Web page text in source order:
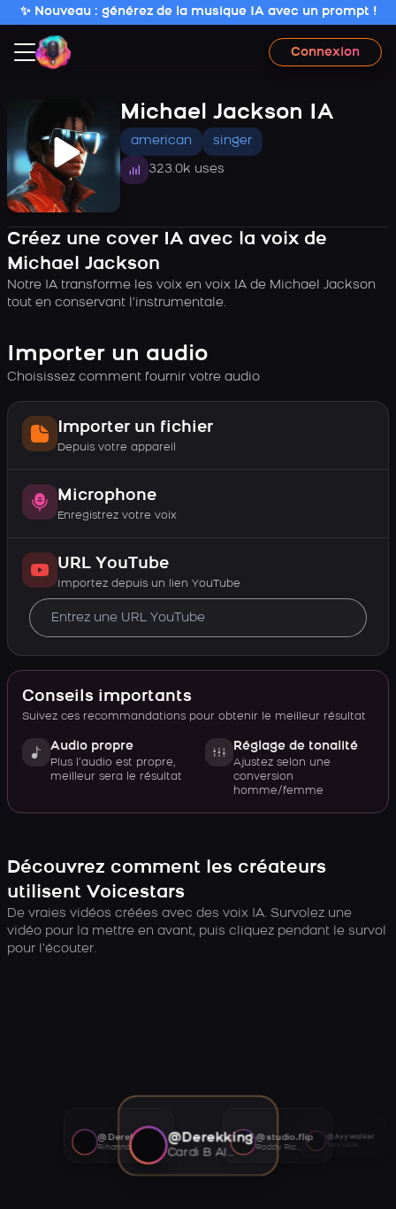
✨ Nouveau : générez de la musique IA avec un prompt !
Connexion
Michael Jackson IA
american singer
323.0k uses
Créez une cover IA avec la voix de
Michael Jackson
Notre IA transforme les voix en voix IA de Michael Jackson
tout en conservant l’instrumentale.
Importer un audio
Choisissez comment fournir votre audio
Importer un fichier
Depuis votre appareil
Microphone
Enregistrez votre voix
URL YouTube
Importez depuis un lien YouTube
Conseils importants
Suivez ces recommandations pour obtenir le meilleur résultat
Audio propre
Plus l’audio est propre,
meilleur sera le résultat
Réglage de tonalité
Ajustez selon une
conversion
homme/femme
Découvrez comment les créateurs
utilisent Voicestars
De vraies vidéos créées avec des voix IA. Survolez une
vidéo pour la mettre en avant, puis cliquez pendant le survol
pour l’écouter.
@Derekking
Cardi B AI voice
@studio.flip
Roddy Ricch AI voice
@Ayywalker
@Derekking
Rihanna AI voice